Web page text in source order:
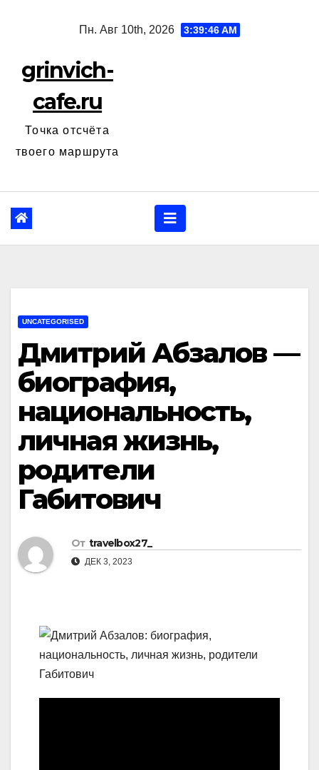
Пн. Авг 10th, 2026 3:39:47 AM
grinvich-
cafe.ru
Точка отсчёта
твоего маршрута
UNCATEGORISED
Дмитрий Абзалов —
биография,
национальность,
личная жизнь,
родители
Габитович
От travelbox27_
ДЕК 3, 2023